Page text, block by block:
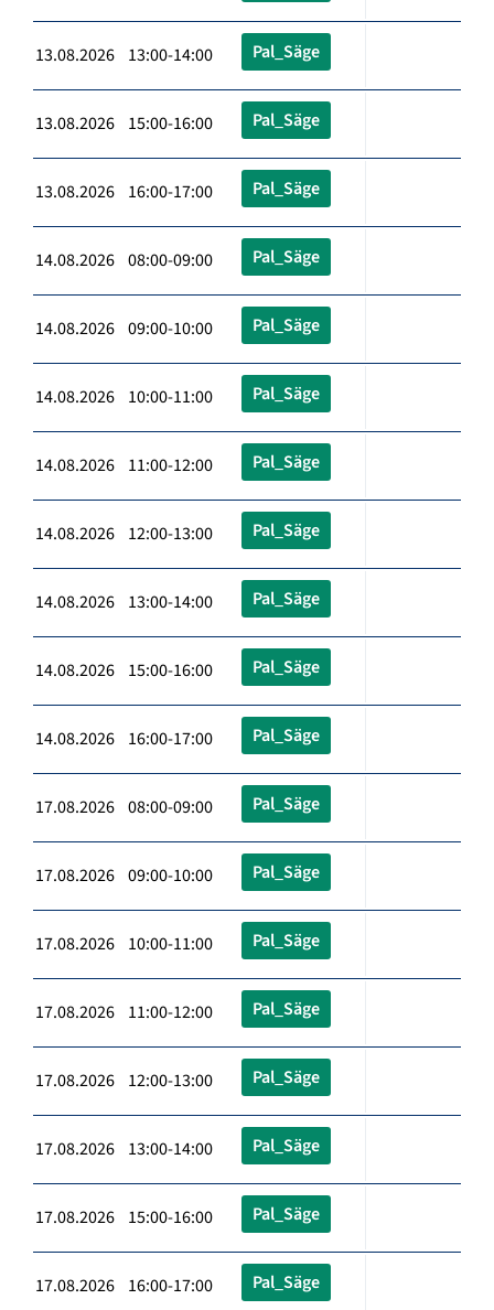
13.08.2026 13:00-14:00 Pal_Säge
13.08.2026 15:00-16:00 Pal_Säge
13.08.2026 16:00-17:00 Pal_Säge
14.08.2026 08:00-09:00 Pal_Säge
14.08.2026 09:00-10:00 Pal_Säge
14.08.2026 10:00-11:00 Pal_Säge
14.08.2026 11:00-12:00 Pal_Säge
14.08.2026 12:00-13:00 Pal_Säge
14.08.2026 13:00-14:00 Pal_Säge
14.08.2026 15:00-16:00 Pal_Säge
14.08.2026 16:00-17:00 Pal_Säge
17.08.2026 08:00-09:00 Pal_Säge
17.08.2026 09:00-10:00 Pal_Säge
17.08.2026 10:00-11:00 Pal_Säge
17.08.2026 11:00-12:00 Pal_Säge
17.08.2026 12:00-13:00 Pal_Säge
17.08.2026 13:00-14:00 Pal_Säge
17.08.2026 15:00-16:00 Pal_Säge
17.08.2026 16:00-17:00 Pal_Säge